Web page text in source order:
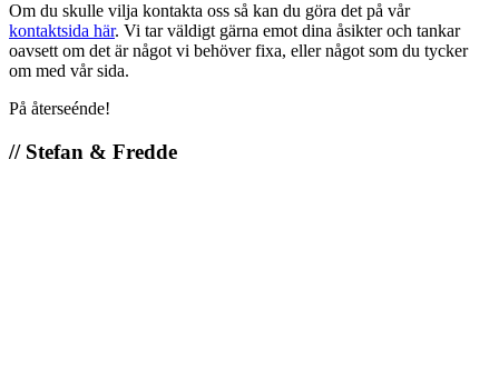
Om du skulle vilja kontakta oss så kan du göra det på vår
kontaktsida här. Vi tar väldigt gärna emot dina åsikter och tankar
oavsett om det är något vi behöver fixa, eller något som du tycker
om med vår sida.
På återseénde!
// Stefan & Fredde